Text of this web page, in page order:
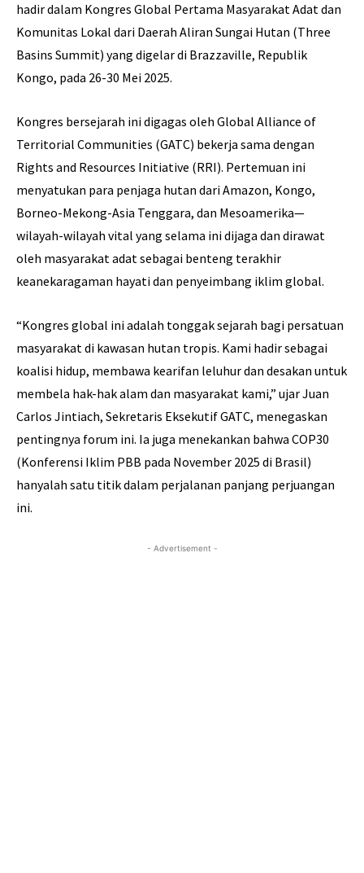
hadir dalam Kongres Global Pertama Masyarakat Adat dan
Komunitas Lokal dari Daerah Aliran Sungai Hutan (Three
Basins Summit) yang digelar di Brazzaville, Republik
Kongo, pada 26-30 Mei 2025.
Kongres bersejarah ini digagas oleh Global Alliance of
Territorial Communities (GATC) bekerja sama dengan
Rights and Resources Initiative (RRI). Pertemuan ini
menyatukan para penjaga hutan dari Amazon, Kongo,
Borneo-Mekong-Asia Tenggara, dan Mesoamerika—
wilayah-wilayah vital yang selama ini dijaga dan dirawat
oleh masyarakat adat sebagai benteng terakhir
keanekaragaman hayati dan penyeimbang iklim global.
“Kongres global ini adalah tonggak sejarah bagi persatuan
masyarakat di kawasan hutan tropis. Kami hadir sebagai
koalisi hidup, membawa kearifan leluhur dan desakan untuk
membela hak-hak alam dan masyarakat kami,” ujar Juan
Carlos Jintiach, Sekretaris Eksekutif GATC, menegaskan
pentingnya forum ini. Ia juga menekankan bahwa COP30
(Konferensi Iklim PBB pada November 2025 di Brasil)
hanyalah satu titik dalam perjalanan panjang perjuangan
ini.
- Advertisement -